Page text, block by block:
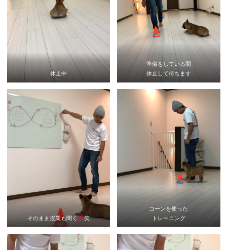
休止中
準備をしている間
休止して待ちます
そのまま授業も聞く 笑
コーンを使った
トレーニング